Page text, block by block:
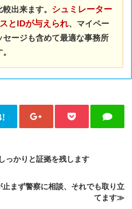
出来ます。 シュミレーター
とIDが与えられ、マイペー
セージも含めて最適な事務所
っかりと証拠を残します
まず警察に相談、それでも取り立
てます≫